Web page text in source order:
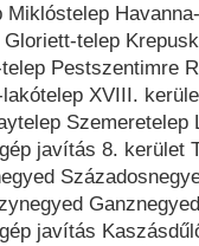
Miklóstelep
telep
Pestszentimre
XVIII.
Szemeretelep
javítás 8. kerület
javítás